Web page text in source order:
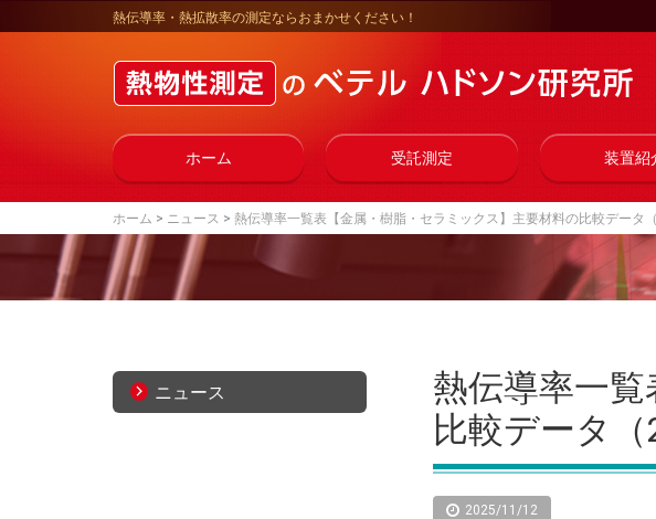
熱伝導率・熱拡散率の測定ならおまかせください！
ホーム 受託測定 装置紹
ホーム ニュース 熱伝導率一覧表【金属・樹脂・セラミックス】主要材料の比較データ
熱伝導率一
比較データ（
2025/11/12
ニュース